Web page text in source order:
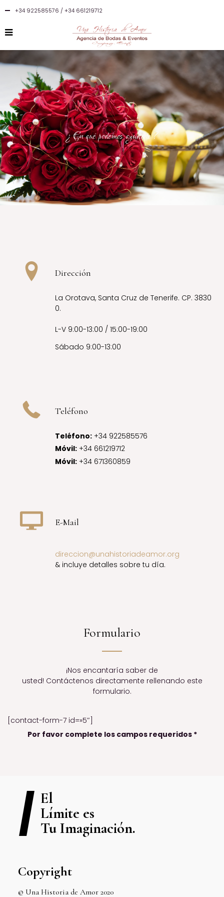
+34 922585576 / +34 661219712
¿ En qué podemos ayudarte ?
Dirección
La Orotava, Santa Cruz de Tenerife. CP. 3830
0.
L-V 9:00-13:00 / 15:00-19:00
Sábado 9:00-13:00
Teléfono
Teléfono: +34 922585576
Móvil: +34 661219712
Móvil: +34 671360859
E-Mail
direccion@unahistoriadeamor.org
& incluye detalles sobre tu día.
Formulario
¡Nos encantaría saber de
usted! Contáctenos directamente rellenando este
formulario.
[contact-form-7 id=»5″]
Por favor complete los campos requeridos *
El
Límite es
Tu Imaginación.
Copyright
© Una Historia de Amor 2020